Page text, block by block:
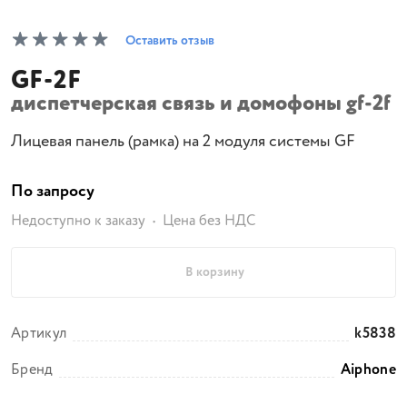
Оставить отзыв
GF-2F
диспетчерская связь и домофоны gf-2f
Лицевая панель (рамка) на 2 модуля системы GF
По запросу
Недоступно к заказу Цена без НДС
В корзину
Артикул
k5838
Бренд
Aiphone